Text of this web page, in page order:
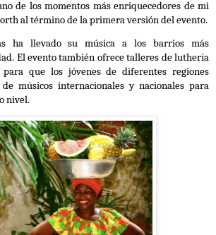
de los momentos más enriquecedores de mi
al término de la primera versión del evento.
ha llevado su música a los barrios más
El evento también ofrece talleres de luthería
para que los jóvenes de diferentes regiones
músicos internacionales y nacionales para
nivel.